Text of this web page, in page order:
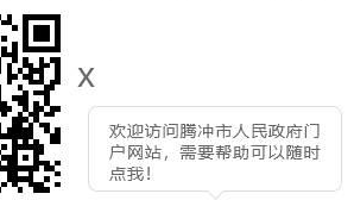
x